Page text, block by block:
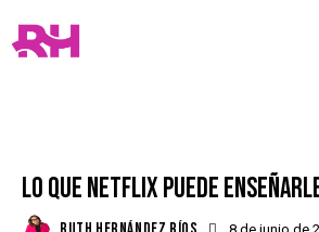
LO QUE NETFLIX PUEDE